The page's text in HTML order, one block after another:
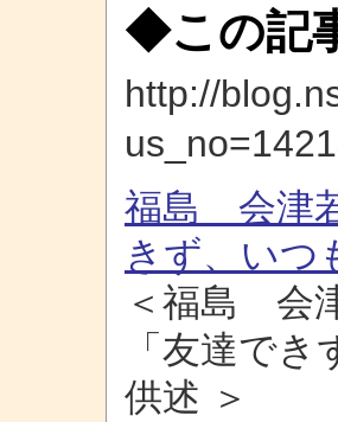
◆この記
http://
福島 会津
きず、いつ
＜福島
「友達で
供述 ＞